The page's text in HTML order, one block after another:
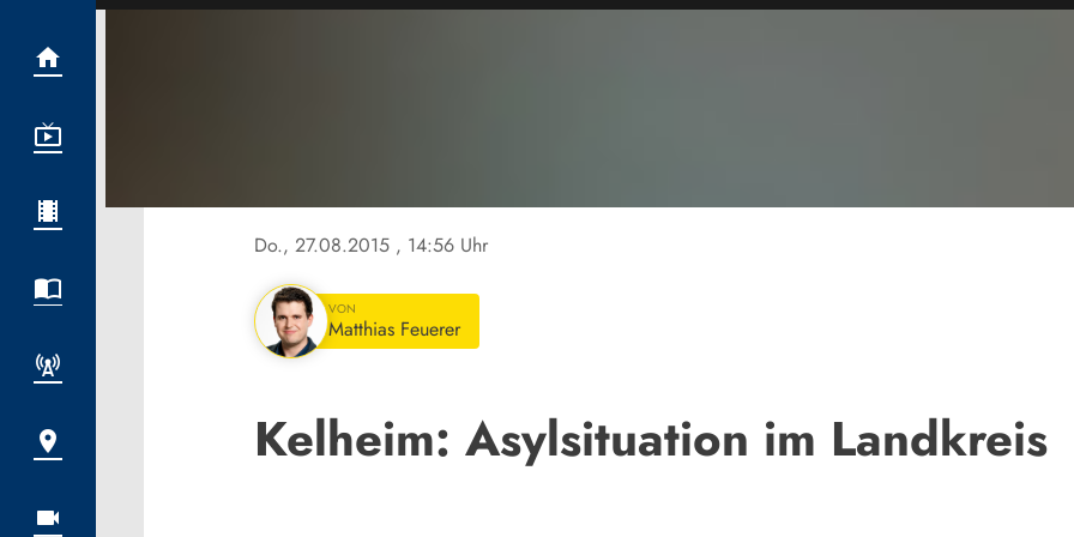
Do., 27.08.2015 , 14:56 Uhr
VON
Matthias Feuerer
Kelheim: Asylsituation im Landkreis